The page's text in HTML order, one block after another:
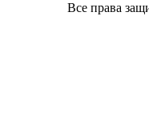
Все права